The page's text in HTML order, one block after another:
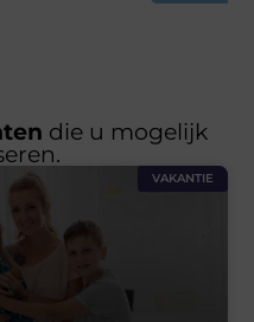
die u mogelijk
VAKANTIE